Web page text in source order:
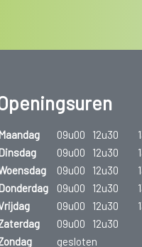
Maandag 09u00 12u30
Dinsdag
09u00 12u30
09u00 12u30
Donderdag
09u00 12u30
09u00 12u30
09u00
12u30
gesloten